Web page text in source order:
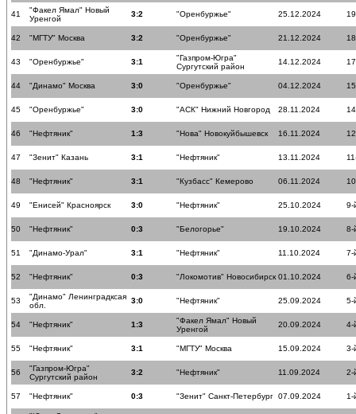
41
"Факел Ямал" Новый
Уренгой
3:2 "Оренбуржье" 25.12.2024
42 "МГТУ" Москва 3:2 "Оренбуржье" 21.12.2024
43 "Оренбуржье" 3:1
"Газпром-Югра"
Сургутский район
14.12.2024
44 "Динамо" Москва 3:0 "Оренбуржье" 04.12.2024
45 "Оренбуржье" 3:0 "АСК" Нижний Новгород 28.11.2024
46 "Нефтяник" 1:3 "Нова" Новокуйбышевск 16.11.2024
47 "Зенит" Казань 3:1 "Нефтяник" 13.11.2024
48 "Нефтяник" 3:1 "Кузбасс" Кемерово 06.11.2024
49 "Енисей" Красноярск 3:0 "Нефтяник" 25.10.2024 9-
50 "Нефтяник" 0:3 "Белогорье" 19.10.2024 8-
51 "Динамо-Урал" 3:1 "Нефтяник" 11.10.2024 7-
52 "Нефтяник" 0:3 "Локомотив" Новосибирск 01.10.2024 6-
53
"Динамо" Ленинградксая
обл.
3:0 "Нефтяник" 25.09.2024 5-
54 "Нефтяник" 1:3
"Факел Ямал" Новый
Уренгой
20.09.2024 4-
55 "Нефтяник" 3:1 "МГТУ" Москва 15.09.2024 3-
56
"Газпром-Югра"
Сургутский район
3:2 "Нефтяник" 11.09.2024 2-
57 "Нефтяник" 0:3 "Зенит" Санкт-Петербург 07.09.2024 1-